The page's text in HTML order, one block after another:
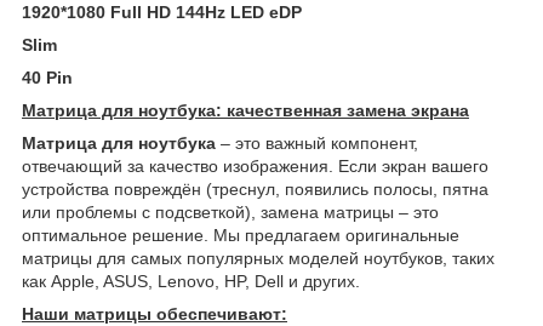
1920*1080 Full HD 144Hz LED eDP
Slim
40 Pin
Матрица для ноутбука: качественная замена экрана
Матрица для ноутбука – это важный компонент,
отвечающий за качество изображения. Если экран вашего
устройства повреждён (треснул, появились полосы, пятна
или проблемы с подсветкой), замена матрицы – это
оптимальное решение. Мы предлагаем оригинальные
матрицы для самых популярных моделей ноутбуков, таких
как Apple, ASUS, Lenovo, HP, Dell и других.
Наши матрицы обеспечивают: